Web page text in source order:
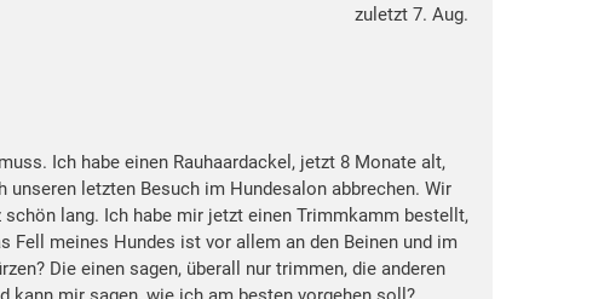
zuletzt 7. Aug.
Ich habe einen Rauhaardackel, jetzt 8 Monate alt,
letzten Besuch im Hundesalon abbrechen. Wir
lang. Ich habe mir jetzt einen Trimmkamm bestellt,
Fell meines Hundes ist vor allem an den Beinen und im
Die einen sagen, überall nur trimmen, die anderen